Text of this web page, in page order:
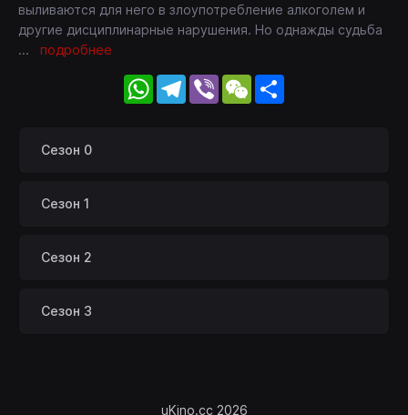
выливаются для него в злоупотребление алкоголем и
другие дисциплинарные нарушения. Но однажды судьба
...
подробнее
WhatsApp
Telegram
Viber WeChat
Сезон 0
Сезон 1
Сезон 2
Сезон 3
uKino.cc 2026